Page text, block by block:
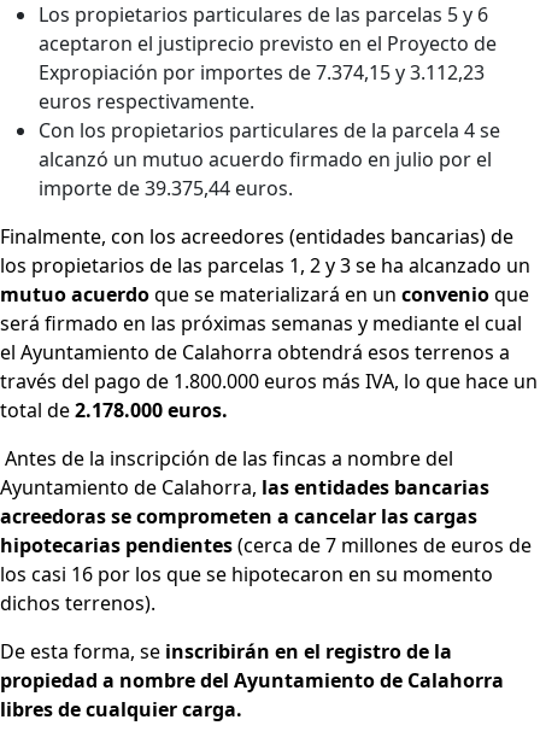
Los propietarios particulares de las parcelas 5 y 6
aceptaron el justiprecio previsto en el Proyecto de
Expropiación por importes de 7.374,15 y 3.112,23
euros respectivamente.
Con los propietarios particulares de la parcela 4 se
alcanzó un mutuo acuerdo firmado en julio por el
importe de 39.375,44 euros.
Finalmente, con los acreedores (entidades bancarias) de
los propietarios de las parcelas 1, 2 y 3 se ha alcanzado un
mutuo acuerdoque se materializará en un convenioque
será firmado en las próximas semanas y mediante el cual
el Ayuntamiento de Calahorra obtendrá esos terrenos a
través del pago de 1.800.000 euros más IVA, lo que hace un
total de2.178.000 euros.
Antes de la inscripción de las fincas a nombre del
Ayuntamiento de Calahorra, las entidades bancarias
acreedoras se comprometen a cancelar las cargas
hipotecarias pendientes(cerca de 7 millones de euros de
los casi 16 por los que se hipotecaron en su momento
dichos terrenos).
De esta forma, se inscribirán en el registro de la
propiedad a nombre del Ayuntamiento de Calahorra
libres de cualquier carga.